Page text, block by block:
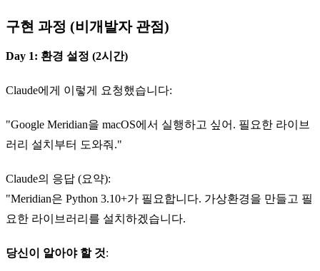
구현 과정 (비개발자 관점)
Day 1: 환경 설정 (2시간)
Claude에게 이렇게 요청했습니다:
"Google Meridian을 macOS에서 실행하고 싶어. 필요한 라이브
러리 설치부터 도와줘."
Claude의 응답 (요약):
"Meridian은 Python 3.10+가 필요합니다. 가상환경을 만들고 필
요한 라이브러리를 설치하겠습니다.
당신이 알아야 할 것: